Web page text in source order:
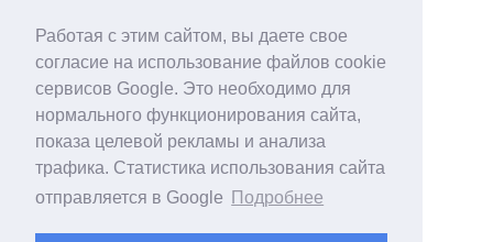
Работая с этим сайтом, вы даете свое
согласие на использование файлов cookie
сервисов Google. Это необходимо для
нормального функционирования сайта,
показа целевой рекламы и анализа
трафика. Статистика использования сайта
отправляется в Google
Подробнее